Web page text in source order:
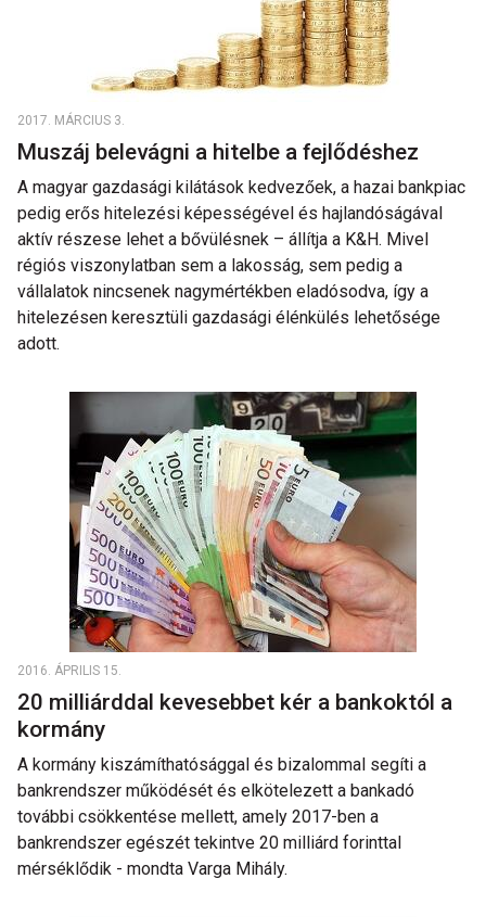
2017. MÁRCIUS 3.
Muszáj belevágni a hitelbe a fejlődéshez
A magyar gazdasági kilátások kedvezőek, a hazai bankpiac
pedig erős hitelezési képességével és hajlandóságával
aktív részese lehet a bővülésnek – állítja a K&H. Mivel
régiós viszonylatban sem a lakosság, sem pedig a
vállalatok nincsenek nagymértékben eladósodva, így a
hitelezésen keresztüli gazdasági élénkülés lehetősége
adott.
2016. ÁPRILIS 15.
20 milliárddal kevesebbet kér a bankoktól a
kormány
A kormány kiszámíthatósággal és bizalommal segíti a
bankrendszer működését és elkötelezett a bankadó
további csökkentése mellett, amely 2017-ben a
bankrendszer egészét tekintve 20 milliárd forinttal
mérséklődik - mondta Varga Mihály.